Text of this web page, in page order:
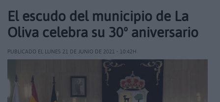
El escudo del municipio de La
Oliva celebra su 30º aniversario
PUBLICADO EL LUNES 21 DE JUNIO DE 2021 - 10:42H